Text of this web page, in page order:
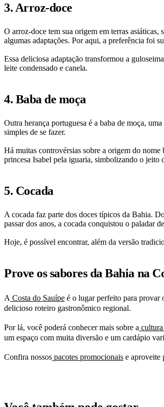
3. Arroz-doce
O arroz-doce tem sua origem em terras
algumas adaptações. Por aqui, a preferência foi
Essa deliciosa adaptação transformou a
leite condensado e canela.
4. Baba de moça
Outra herança portuguesa é a baba de moça,
simples de se fazer.
Há muitas controvérsias sobre a origem do
princesa Isabel pela iguaria, simbolizando o jeito
5. Cocada
A cocada faz parte dos doces típicos da Bahia.
passar dos anos, a cocada conquistou o paladar
Hoje, é possível encontrar, além da versão
Prove os sabores da Bahia na
A Costa do Sauípe é o lugar perfeito para provar
delicioso roteiro gastronômico regional.
Por lá, você poderá conhecer mais sobre a
um espaço com muita diversão e um cardápio
Confira nossos pacotes promocionais e aproveite